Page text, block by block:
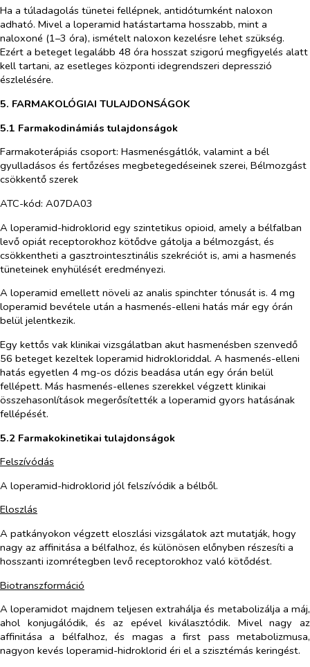
Ha a túladagolás tünetei fellépnek, antidótumként naloxon
adható. Mivel a loperamid hatástartama hosszabb, mint a
naloxoné (1–3 óra), ismételt naloxon kezelésre lehet szükség.
Ezért a beteget legalább 48 óra hosszat szigorú megfigyelés alatt
kell tartani, az esetleges központi idegrendszeri depresszió
észlelésére.
5. FARMAKOLÓGIAI TULAJDONSÁGOK
5.1 Farmakodinámiás tulajdonságok
Farmakoterápiás csoport: Hasmenésgátlók, valamint a bél
gyulladásos és fertőzéses megbetegedéseinek szerei, Bélmozgást
csökkentő szerek
ATC-kód: A07DA03
A loperamid-hidroklorid egy szintetikus opioid, amely a bélfalban
levő opiát receptorokhoz kötődve gátolja a bélmozgást, és
csökkentheti a gasztrointesztinális szekréciót is, ami a hasmenés
tüneteinek enyhülését eredményezi.
A loperamid emellett növeli az analis spinchter tónusát is. 4 mg
loperamid bevétele után a hasmenés-elleni hatás már egy órán
belül jelentkezik.
Egy kettős vak klinikai vizsgálatban akut hasmenésben szenvedő
56 beteget kezeltek loperamid hidrokloriddal. A hasmenés-elleni
hatás egyetlen 4 mg-os dózis beadása után egy órán belül
fellépett. Más hasmenés-ellenes szerekkel végzett klinikai
összehasonlítások megerősítették a loperamid gyors hatásának
fellépését.
5.2 Farmakokinetikai tulajdonságok
Felszívódás
A loperamid-hidroklorid jól felszívódik a bélből.
Eloszlás
A patkányokon végzett eloszlási vizsgálatok azt mutatják, hogy
nagy az affinitása a bélfalhoz, és különösen előnyben részesíti a
hosszanti izomrétegben levő receptorokhoz való kötődést.
Biotranszformáció
A loperamidot majdnem teljesen extrahálja és metabolizálja a máj,
ahol konjugálódik, és az epével kiválasztódik. Mivel nagy az
affinitása a bélfalhoz, és magas a first pass metabolizmusa,
nagyon kevés loperamid-hidroklorid éri el a szisztémás keringést.